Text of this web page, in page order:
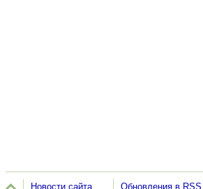
Новости сайта Обновления в RSS